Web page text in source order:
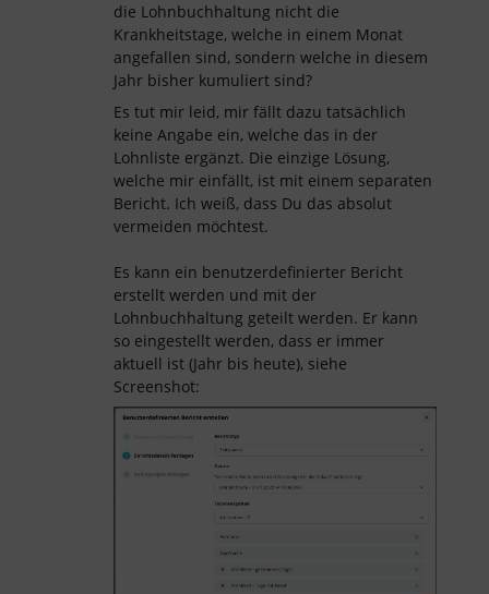
die Lohnbuchhaltung nicht die
Krankheitstage, welche in einem Monat
angefallen sind, sondern welche in diesem
Jahr bisher kumuliert sind?
Es tut mir leid, mir fällt dazu tatsächlich
keine Angabe ein, welche das in der
Lohnliste ergänzt. Die einzige Lösung,
welche mir einfällt, ist mit einem separaten
Bericht. Ich weiß, dass Du das absolut
vermeiden möchtest.
Es kann ein benutzerdefinierter Bericht
erstellt werden und mit der
Lohnbuchhaltung geteilt werden. Er kann
so eingestellt werden, dass er immer
aktuell ist (Jahr bis heute), siehe
Screenshot: